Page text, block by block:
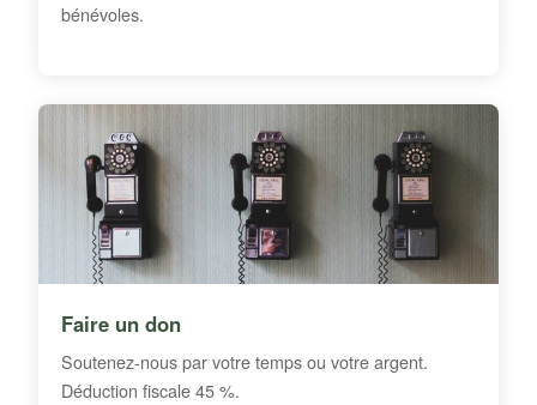
bénévoles.
Faire un don
Soutenez-nous par votre temps ou votre argent.
Déduction fiscale 45 %.